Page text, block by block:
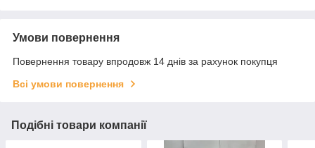
Умови повернення
Повернення товару впродовж 14 днів за рахунок покупця
Всі умови повернення
Подібні товари компанії